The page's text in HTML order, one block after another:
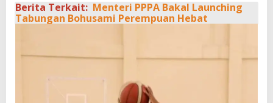
Berita Terkait: Menteri PPPA Bakal Launching
Tabungan Bohusami Perempuan Hebat